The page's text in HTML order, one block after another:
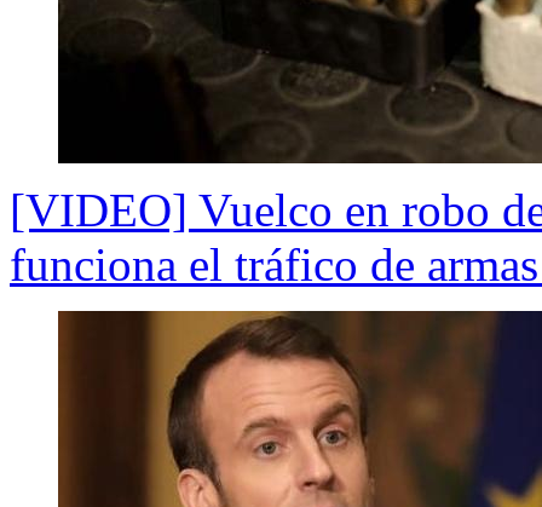
[VIDEO] Vuelco en robo
funciona el tráfico de